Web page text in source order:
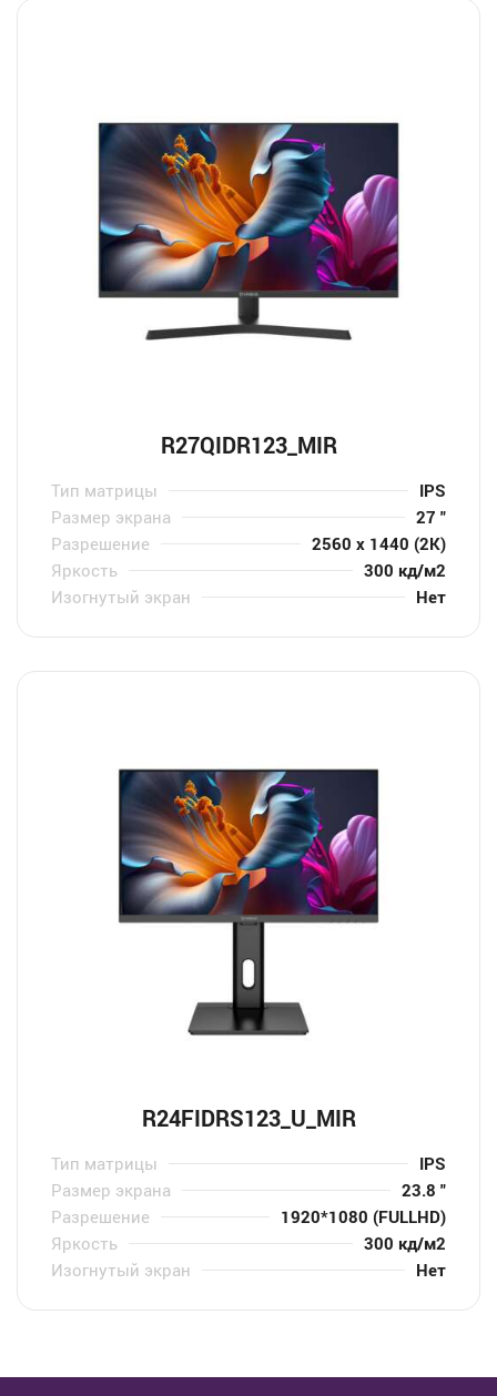
R27QIDR123_MIR
Тип матрицы
IPS
Размер экрана
27 "
Разрешение
2560 x 1440 (2K)
Яркость
300 кд/м2
Изогнутый экран
Нет
R24FIDRS123_U_MIR
Тип матрицы
IPS
Размер экрана
23.8 "
Разрешение
1920*1080 (FULLHD)
Яркость
300 кд/м2
Изогнутый экран
Нет